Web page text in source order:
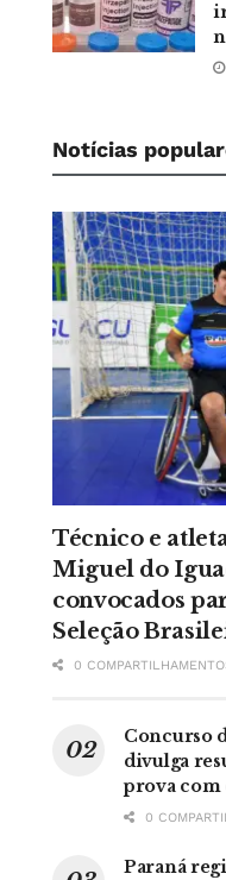
Notícias
Técnico e
Miguel do
convocados
Seleção
0
Concurso
divulga
prova com
0
Paraná